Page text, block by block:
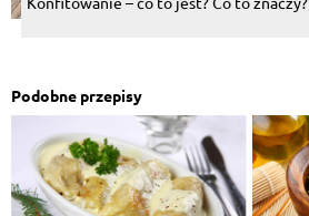
Podobne przepisy